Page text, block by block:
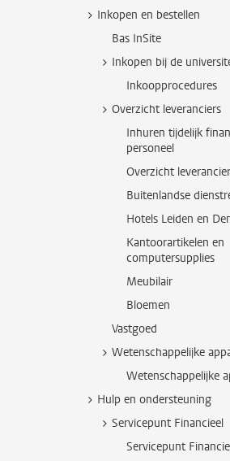
Inkopen en bestellen
Bas InSite
Inkopen bij de
Inkoopprocedures
Overzicht leveranciers
Inhuren tijdelijk
personeel
Overzicht
Buitenlandse
Hotels Leiden en
Kantoorartikelen en
computersupplies
Meubilair
Bloemen
Vastgoed
Wetenschappelijke
Wetenschappelijke
Hulp en ondersteuning
Servicepunt Financieel
Servicepunt